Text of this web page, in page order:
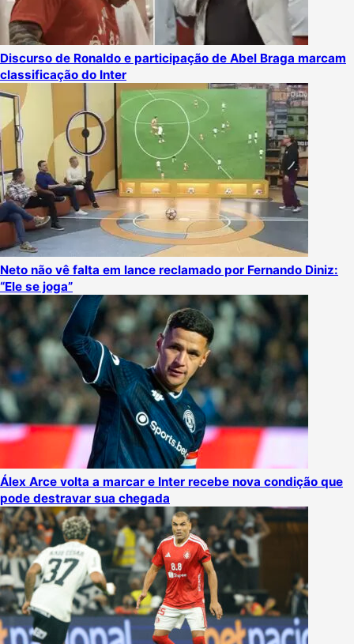
Discurso de Ronaldo e participação de Abel Braga marcam
classificação do Inter
Neto não vê falta em lance reclamado por Fernando Diniz:
“Ele se joga”
Álex Arce volta a marcar e Inter recebe nova condição que
pode destravar sua chegada